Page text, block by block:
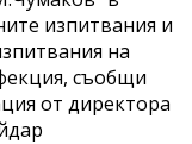
изпитвания и
на
съобщи
от директора